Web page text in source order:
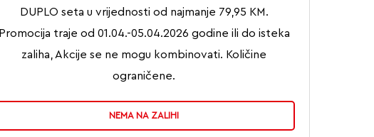
DUPLO seta u vrijednosti od najmanje 79,95 KM.
Promocija traje od 01.04.-05.04.2026 godine ili do isteka
zaliha, Akcije se ne mogu kombinovati. Količine
ograničene.
NEMA NA ZALIHI